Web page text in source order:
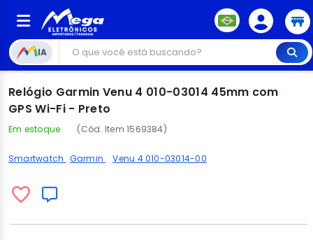
IA
Relógio Garmin Venu 4 010-03014 45mm com
GPS Wi-Fi - Preto
Em estoque (Cód. Item 1569384)
Smartwatch Garmin Venu 4 010-03014-00